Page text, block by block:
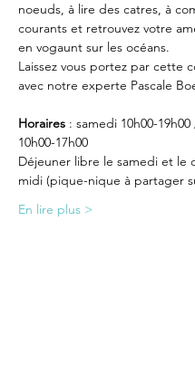
noeuds, à lire des catres, à
courants et retrouvez votre
en vogaunt sur les océans.
Laissez vous portez par cette
avec notre experte Pascale
Horaires : samedi 10h00-
10h00-17h00
Déjeuner libre le samedi et le
midi (pique-nique à partager
En lire plus >